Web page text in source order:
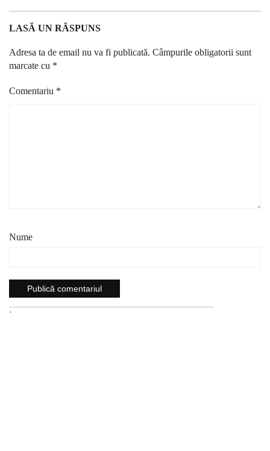
LASĂ UN RĂSPUNS
Adresa ta de email nu va fi publicată. Câmpurile obligatorii sunt
marcate cu *
Comentariu *
Nume
`